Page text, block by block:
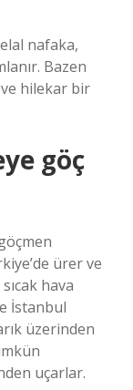
nafaka,
Bazen
ve hilekar bir
göç
ürer ve
hava
İstanbul
üzerinden
uçarlar.